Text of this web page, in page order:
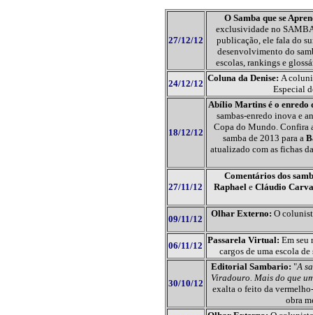
27/12/12
O Samba que se
exclusividade no
publicação, ele fala do
desenvolvimento do
escolas, rankings e
24/12/12
Coluna da Denise: A
Especial
18/12/12
Abílio Martins é o enredo
sambas-enredo inova e
Copa do Mundo. Confira
samba de 2013 para a
atualizado com as fichas
27/11/12
Comentários dos
Raphaele Cláudio
09/11/12
Olhar Externo: O
06/11/12
Passarela Virtual: Em seu
cargos de uma escola
30/10/12
Editorial Sambario: "A
Viradouro. Mais do que
exalta o feito da
obra